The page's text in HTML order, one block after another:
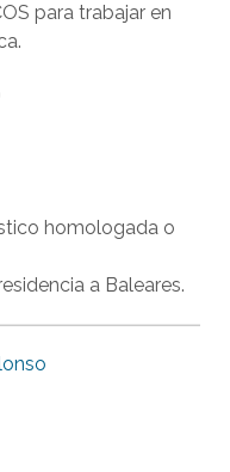
para trabajar en
homologada o
a Baleares.